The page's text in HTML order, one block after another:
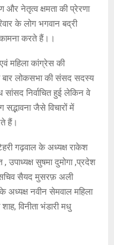
और नेतृत्व क्षमता की प्रेरणा
के लोग भगवान बद्री
करते हैं।।
महिला कांग्रेस की
बार लोकसभा की संसद सदस्य
सांसद निर्वाचित हुई लेकिन वे
जैसे विचारों में
हैं।
गढ़वाल के अध्यक्ष राकेश
उपाध्यक्ष सुषमा दुमोगा ,प्रदेश
सैयद मुसरफ़ अली
अध्यक्ष नवीन सेमवाल महिला
विनीता भंडारी मधु